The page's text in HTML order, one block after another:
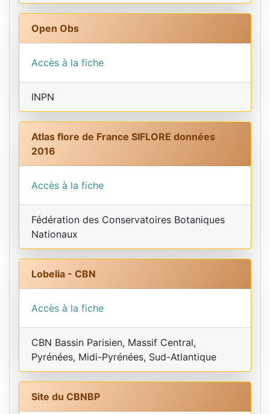
Open Obs
Accès à la fiche
INPN
Atlas flore de France SIFLORE données
2016
Accès à la fiche
Fédération des Conservatoires Botaniques
Nationaux
Lobelia - CBN
Accès à la fiche
CBN Bassin Parisien, Massif Central,
Pyrénées, Midi-Pyrénées, Sud-Atlantique
Site du CBNBP